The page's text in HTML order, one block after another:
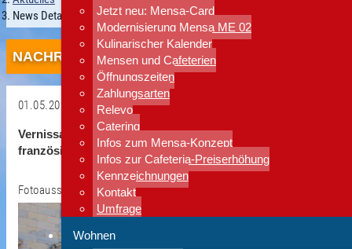
Jetzt neu: Mensa-Card
Modernisierung Mensa ME 02
Kulinarischer Kalender
Mensen und Cafeterien
Öffnungszeiten
Zahlungsarten
Relevo
Catering
Infos zum Mensa-Konzept
Infos zur Cafeteria-Preiserhöhung
Kennzeichnungen
Kontakt
Umfrage
Wohnen
News Detailansicht
NACHRICHTEN
01.05.2025
Vernissage in der Kneipe ME 04: Deutsch-
französische Perspektiven
Fotoausstellung zeigt persönliche Einblicke in Besançon